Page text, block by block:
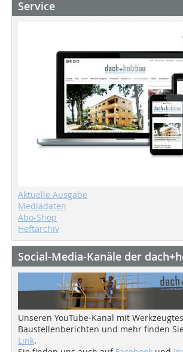
Service
Aktuelle Ausgabe
Mediadaten
Abo-Shop
Heftarchiv
Social-Media-Kanäle der
Unseren YouTube-Kanal mit
Baustellenberichten und mehr finden Sie
Link.